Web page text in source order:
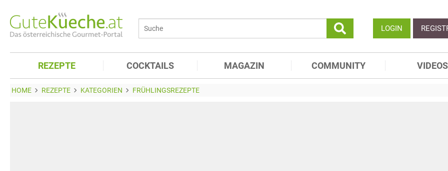
LOGIN
REZEPTE COCKTAILS MAGAZIN COMMUNITY VIDEOS
HOME REZEPTE KATEGORIEN FRÜHLINGSREZEPTE